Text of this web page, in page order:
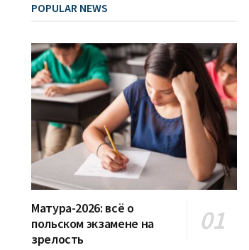
POPULAR NEWS
Матура-2026: всё о
польском экзамене на
зрелость